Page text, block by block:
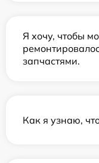
Я хочу, чтобы
запчастями.
Как я узнаю,